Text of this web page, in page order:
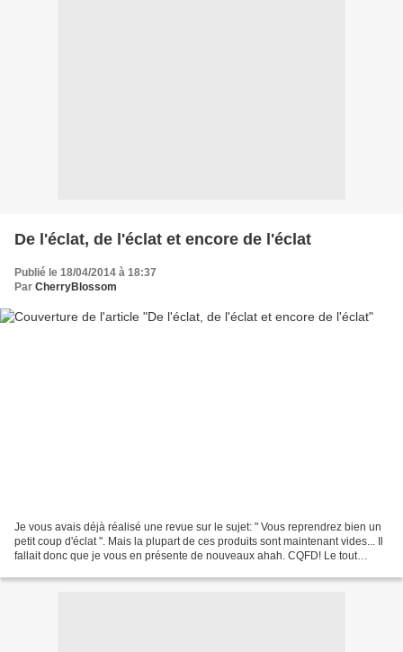
De l'éclat, de l'éclat et encore de l'éclat
Publié le 18/04/2014 à 18:37
Par CherryBlossom
Je vous avais déjà réalisé une revue sur le sujet: " Vous reprendrez bien un
petit coup d'éclat ". Mais la plupart de ces produits sont maintenant vides... Il
fallait donc que je vous en présente de nouveaux ahah. CQFD! Le tout